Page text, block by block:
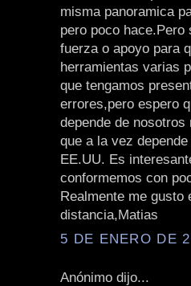
misma panoramica
pero poco
fuerza o apoyo para
herramientas varias
que tengamos
errores,pero espero
depende de
que a la vez
EE.UU. Es
conformemos con
Realmente me gusto
distancia,Matias
5 DE ENERO DE
Anónimo dijo...